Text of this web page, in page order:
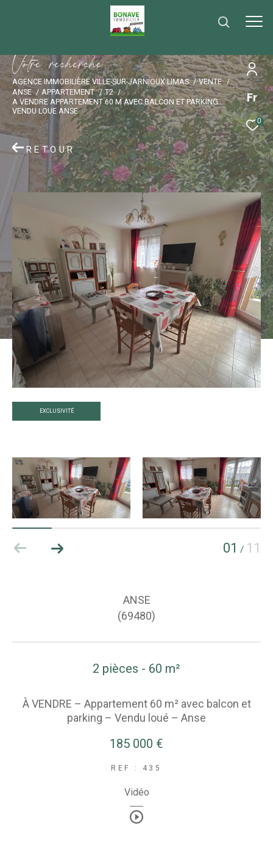
Fr
0
Votre recherche
AGENCE IMMOBILIÈRE VILLE-SUR-JARNIOUX LIMAS
VENTE
ANSE
APPARTEMENT
T2
A VENDRE APPARTEMENT 60 M AVEC BALCON ET PARKING
VENDU LOUE ANSE
RETOUR
EXCLUSIVITÉ
01 / 11
ANSE
(69480)
2 pièces - 60 m²
À VENDRE – Appartement 60 m² avec balcon et
parking – Vendu loué – Anse
185 000 €
REF : 435
Vidéo